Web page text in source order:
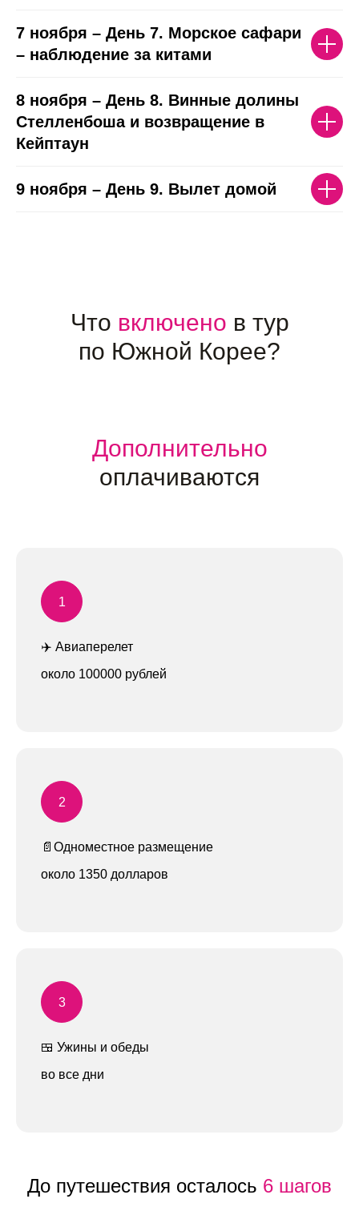
7 ноября – День 7. Морское сафари
– наблюдение за китами
8 ноября – День 8. Винные долины
Стелленбоша и возвращение в
Кейптаун
9 ноября – День 9. Вылет домой
Что включено в тур
по Южной Корее?
Дополнительно
оплачиваются
✈️ Авиаперелет
около 100000 рублей
📄Одноместное размещение
около 1350 долларов
🍱 Ужины и обеды
во все дни
До путешествия осталось 6 шагов
Организуем для вастур мечты
и сохранности